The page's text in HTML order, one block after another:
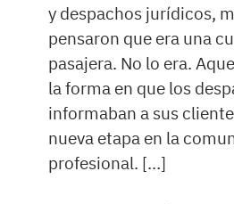
y despachos jurídicos,
pensaron que era una
pasajera. No lo era.
la forma en que los
informaban a sus
nueva etapa en la
profesional. […]